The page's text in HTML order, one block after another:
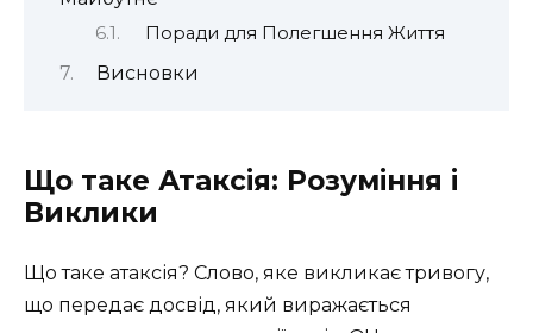
Поради для Полегшення Життя
Висновки
Що таке Атаксія: Розуміння і
Виклики
Що таке атаксія? Слово, яке викликає тривогу,
що передає досвід, який виражається